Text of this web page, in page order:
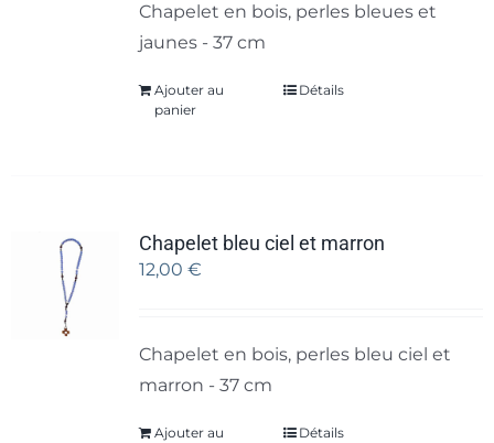
Chapelet en bois, perles bleues et
jaunes - 37 cm
Ajouter au
panier
Détails
Chapelet bleu ciel et marron
12,00 €
Chapelet en bois, perles bleu ciel et
marron - 37 cm
Ajouter au
Détails